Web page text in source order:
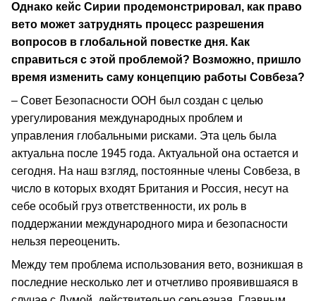
Однако кейс Сирии продемонстрировал, как право
вето может затруднять процесс разрешения
вопросов в глобальной повестке дня. Как
справиться с этой проблемой? Возможно, пришло
время изменить саму концепцию работы Совбеза?
– Совет Безопасности ООН был создан с целью
урегулирования международных проблем и
управления глобальными рисками. Эта цель была
актуальна после 1945 года. Актуальной она остается и
сегодня. На наш взгляд, постоянные члены Совбеза, в
число в которых входят Британия и Россия, несут на
себе особый груз ответственности, их роль в
поддержании международного мира и безопасности
нельзя переоценить.
Между тем проблема использования вето, возникшая в
последние несколько лет и отчетливо проявившаяся в